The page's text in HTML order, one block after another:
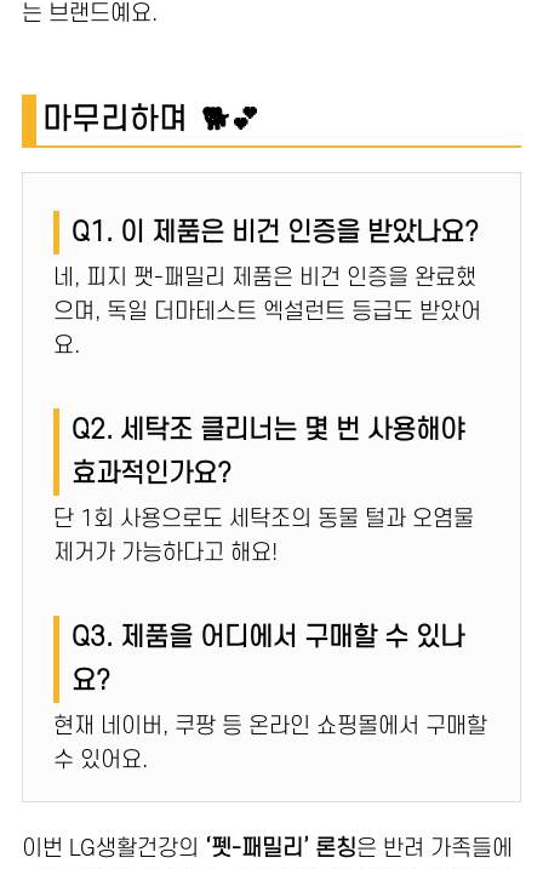
는 브랜드예요.
마무리하며 🐕💕
Q1. 이 제품은 비건 인증을 받았나요?
네, 피지 팻-패밀리 제품은 비건 인증을 완료했
으며, 독일 더마테스트 엑설런트 등급도 받았어
요.
Q2. 세탁조 클리너는 몇 번 사용해야
효과적인가요?
단 1회 사용으로도 세탁조의 동물 털과 오염물
제거가 가능하다고 해요!
Q3. 제품을 어디에서 구매할 수 있나
요?
현재 네이버, 쿠팡 등 온라인 쇼핑몰에서 구매할
수 있어요.
이번 LG생활건강의 ‘펫-패밀리’ 론칭은 반려 가족들에